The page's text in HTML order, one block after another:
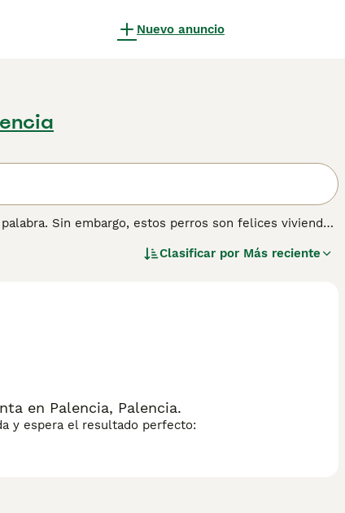
Nuevo anuncio
Sin embargo, estos perros son felices viviendo
el día. Por lo tanto, necesitan mucho ejercicio diario
sobre esta raza de perro.
Clasificar por Más reciente
en Palencia, Palencia.
y espera el resultado perfecto: